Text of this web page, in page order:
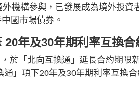
機構參與，已發展成為境外投資
國市場債券。
20年及30年期利率互換合
於「北向互換通」延長合約期限
」項下20年及30年期利率互換合